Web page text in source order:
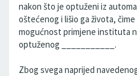
nakon što je optuženi iz
oštećenog i lišio ga života,
mogućnost primjene instituta
optuženog ___________.
Zbog svega naprijed